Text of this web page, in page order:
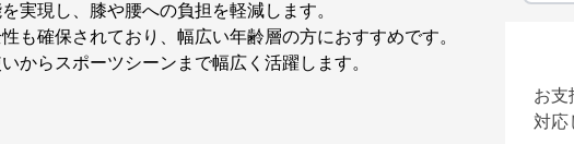
実現し、膝や腰への負担を軽減します。
も確保されており、幅広い年齢層の方におすすめです。
からスポーツシーンまで幅広く活躍します。
お支
対応